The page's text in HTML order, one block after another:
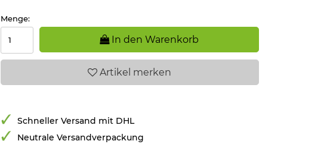
Menge:
In den Warenkorb
Artikel merken
Schneller Versand mit DHL
Neutrale Versandverpackung